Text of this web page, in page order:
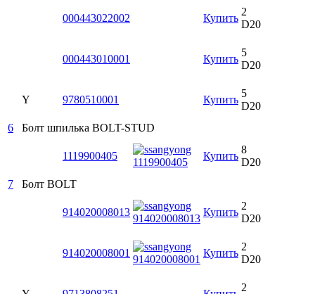
000443022002 Купить
2
D20
000443010001 Купить
5
D20
Y 9780510001 Купить
5
D20
6
Болт шпилька BOLT-STUD
1119900405 Купить
8
D20
7
Болт BOLT
914020008013 Купить
2
D20
914020008001 Купить
2
D20
2